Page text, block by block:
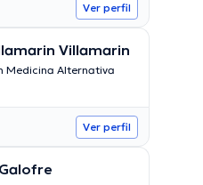
Ver perfil
Villamarin
Medicina Alternativa
Ver perfil